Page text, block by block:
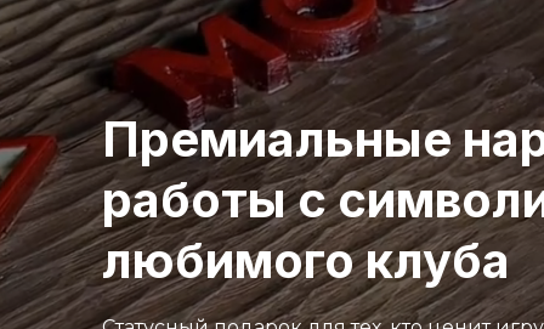
Премиальные
работы с
любимого клуба